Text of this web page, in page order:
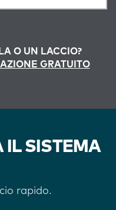
O UN LACCIO?
GRATUITO
IL SISTEMA
rapido.